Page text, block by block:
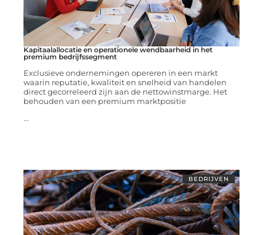
Kapitaalallocatie en operationele wendbaarheid in het
premium bedrijfssegment
Exclusieve ondernemingen opereren in een markt
waarin reputatie, kwaliteit en snelheid van handelen
direct gecorreleerd zijn aan de nettowinstmarge. Het
behouden van een premium marktpositie
...
BEDRIJVEN